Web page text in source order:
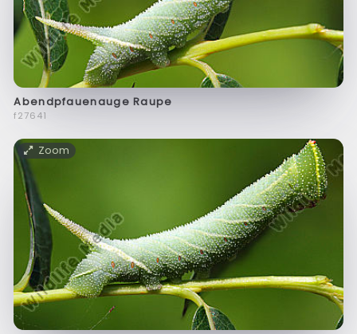
Abendpfauenauge Raupe
f27641
Zoom